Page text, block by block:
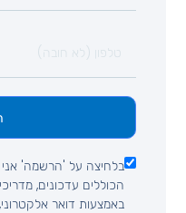
בלחיצה על 'הרשמה' אני
הכוללים עדכונים, מדריכים,